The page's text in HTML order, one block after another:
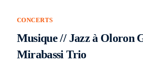
CONCERTS
Musique // Jazz à Oloron
Mirabassi Trio